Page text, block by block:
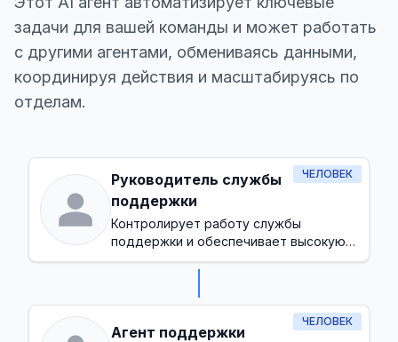
задачи для вашей команды и может работать
с другими агентами, обмениваясь данными,
координируя действия и масштабируясь по
отделам.
ЧЕЛОВЕК
Руководитель службы
поддержки
Контролирует работу службы
поддержки и обеспечивает высокую
степень удовлетворенности клиентов
ЧЕЛОВЕК
Агент поддержки